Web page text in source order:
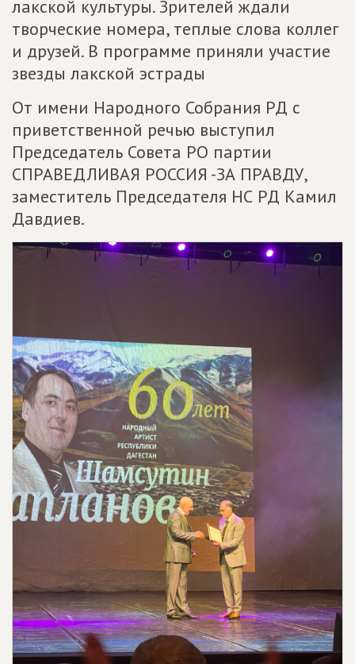
лакской культуры. Зрителей ждали
творческие номера, теплые слова коллег
и друзей. В программе приняли участие
звезды лакской эстрады
От имени Народного Собрания РД с
приветственной речью выступил
Председатель Совета РО партии
СПРАВЕДЛИВАЯ РОССИЯ -ЗА ПРАВДУ,
заместитель Председателя НС РД Камил
Давдиев.